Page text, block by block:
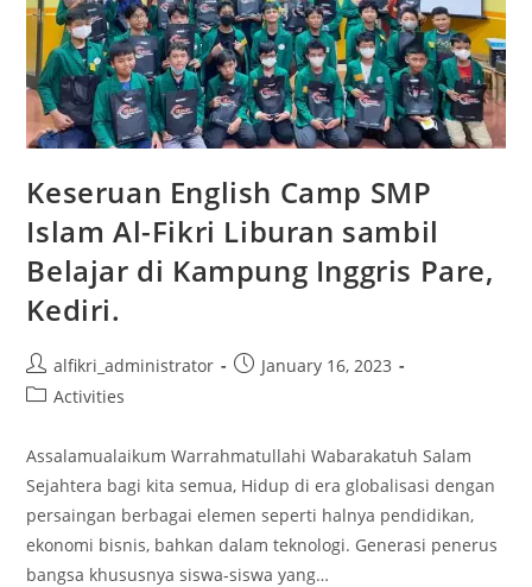
Keseruan English Camp SMP
Islam Al-Fikri Liburan sambil
Belajar di Kampung Inggris Pare,
Kediri.
Post
author:
alfikri_administrator
PostJanuary 16, 2023
PostActivities
Assalamualaikum Warrahmatullahi Wabarakatuh Salam
Sejahtera bagi kita semua, Hidup di era globalisasi dengan
persaingan berbagai elemen seperti halnya pendidikan,
ekonomi bisnis, bahkan dalam teknologi. Generasi penerus
bangsa khususnya siswa-siswa yang…